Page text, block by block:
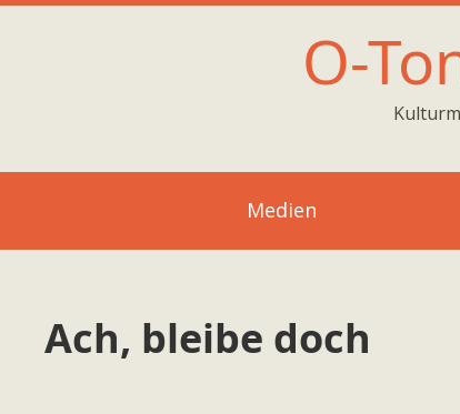
O-
Medien
Ach, bleibe doch